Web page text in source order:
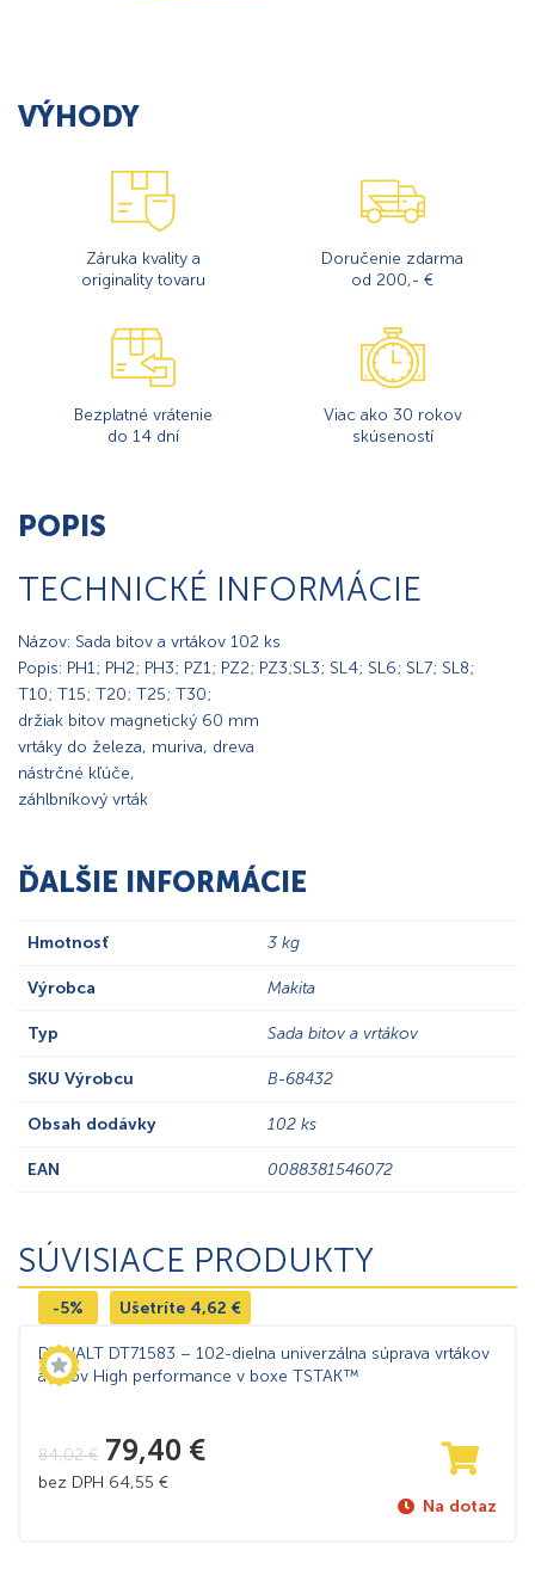
VÝHODY
Záruka kvality a
originality tovaru
Doručenie zdarma
od 200,- €
Bezplatné vrátenie
do 14 dní
Viac ako 30 rokov
skúseností
POPIS
TECHNICKÉ INFORMÁCIE
Názov: Sada bitov a vrtákov 102 ks
Popis: PH1; PH2; PH3; PZ1; PZ2; PZ3;SL3; SL4; SL6; SL7; SL8;
T10; T15; T20; T25; T30;
držiak bitov magnetický 60 mm
vrtáky do železa, muriva, dreva
nástrčné kľúče,
záhlbníkový vrták
ĎALŠIE INFORMÁCIE
Hmotnosť 3 kg
Výrobca Makita
Typ Sada bitov a vrtákov
SKU Výrobcu B-68432
Obsah dodávky 102 ks
EAN 0088381546072
SÚVISIACE PRODUKTY
-5% Ušetríte 4,62 €
DeWALT DT71583 – 102-dielna univerzálna súprava vrtákov
a bitov High performance v boxe TSTAK™
84,02€ 79,40 €
bez DPH 64,55 €
Na dotaz